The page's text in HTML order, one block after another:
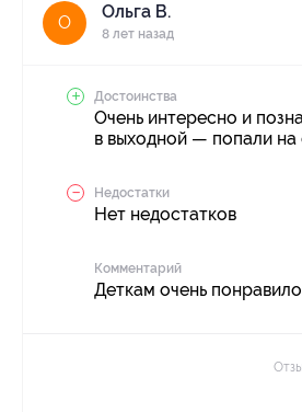
О
Ольга В.
8 лет назад
Достоинства
Очень интересно и
в выходной — попали
Недостатки
Нет недостатков
Комментарий
Деткам очень